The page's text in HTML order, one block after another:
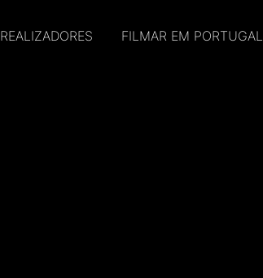
REALIZADORES FILMAR EM PORTUGAL